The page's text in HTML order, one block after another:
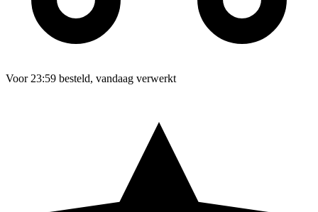
Voor 23:59 besteld, vandaag verwerkt